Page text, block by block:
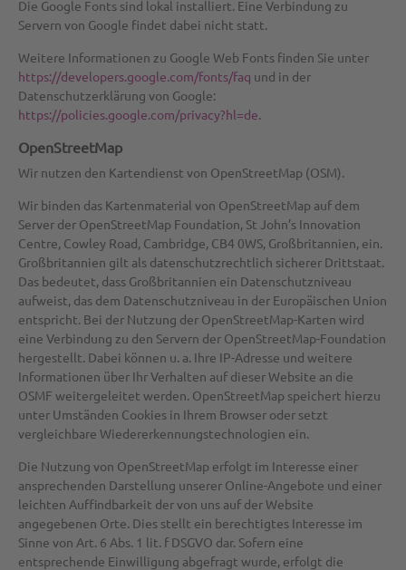
Die Google Fonts sind lokal installiert. Eine Verbindung zu
Servern von Google findet dabei nicht statt.
Weitere Informationen zu Google Web Fonts finden Sie unter
https://developers.google.com/fonts/faq und in der
Datenschutzerklärung von Google:
https://policies.google.com/privacy?hl=de.
OpenStreetMap
Wir nutzen den Kartendienst von OpenStreetMap (OSM).
Wir binden das Kartenmaterial von OpenStreetMap auf dem
Server der OpenStreetMap Foundation, St John’s Innovation
Centre, Cowley Road, Cambridge, CB4 0WS, Großbritannien, ein.
Großbritannien gilt als datenschutzrechtlich sicherer Drittstaat.
Das bedeutet, dass Großbritannien ein Datenschutzniveau
aufweist, das dem Datenschutzniveau in der Europäischen Union
entspricht. Bei der Nutzung der OpenStreetMap-Karten wird
eine Verbindung zu den Servern der OpenStreetMap-Foundation
hergestellt. Dabei können u. a. Ihre IP-Adresse und weitere
Informationen über Ihr Verhalten auf dieser Website an die
OSMF weitergeleitet werden. OpenStreetMap speichert hierzu
unter Umständen Cookies in Ihrem Browser oder setzt
vergleichbare Wiedererkennungstechnologien ein.
Die Nutzung von OpenStreetMap erfolgt im Interesse einer
ansprechenden Darstellung unserer Online-Angebote und einer
leichten Auffindbarkeit der von uns auf der Website
angegebenen Orte. Dies stellt ein berechtigtes Interesse im
Sinne von Art. 6 Abs. 1 lit. f DSGVO dar. Sofern eine
entsprechende Einwilligung abgefragt wurde, erfolgt die